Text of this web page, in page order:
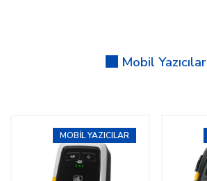
Mobil Yazıcılar
MOBIL YAZICILAR